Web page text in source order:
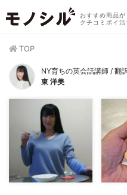
おすすめ商品が
クチコミポイ活
TOP
NY育ちの英会話講師 / 翻
東 洋美